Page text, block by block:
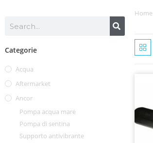
Categorie
Acqua
Aftermarket
Ancor
Pompa acqua mare
Pompa di sentina
Supporto antivibrante
Home